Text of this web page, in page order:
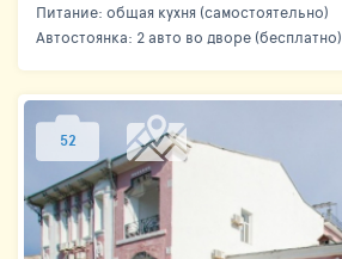
Питание: общая кухня (самостоятельно)
Автостоянка: 2 авто во дворе (бесплатно)
52